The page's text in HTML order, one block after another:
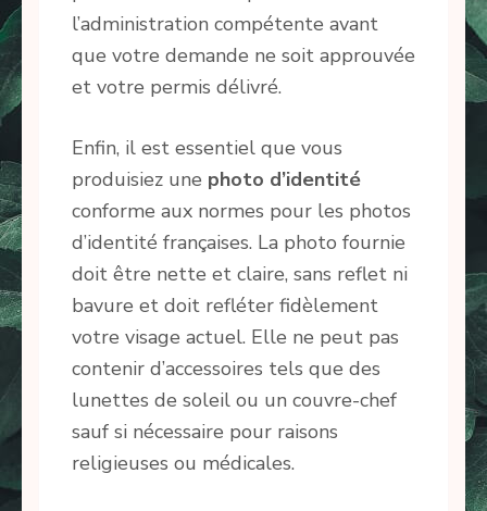
l’administration compétente avant
que votre demande ne soit approuvée
et votre permis délivré.
Enfin, il est essentiel que vous
produisiez une photo d’identité
conforme aux normes pour les photos
d’identité françaises. La photo fournie
doit être nette et claire, sans reflet ni
bavure et doit refléter fidèlement
votre visage actuel. Elle ne peut pas
contenir d’accessoires tels que des
lunettes de soleil ou un couvre-chef
sauf si nécessaire pour raisons
religieuses ou médicales.